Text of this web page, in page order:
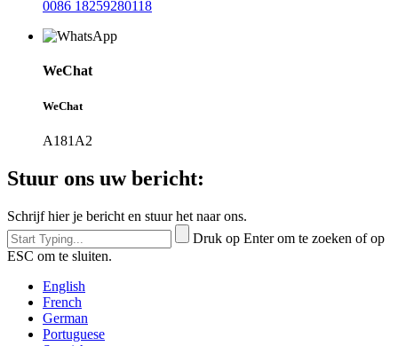
0086 18259280118
WeChat
WeChat
A181A2
Stuur ons uw bericht:
Schrijf hier je bericht en stuur het naar ons.
Druk op Enter om te zoeken of op
ESC om te sluiten.
English
French
German
Portuguese